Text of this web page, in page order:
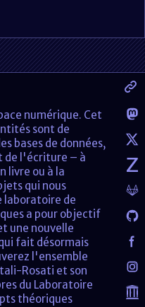
numérique. Cet
sont de
bases de données,
de l'écriture – à
livre ou à la
qui nous
de
a pour objectif
une nouvelle
fait désormais
l'ensemble
Rosati et son
du Laboratoire
théoriques